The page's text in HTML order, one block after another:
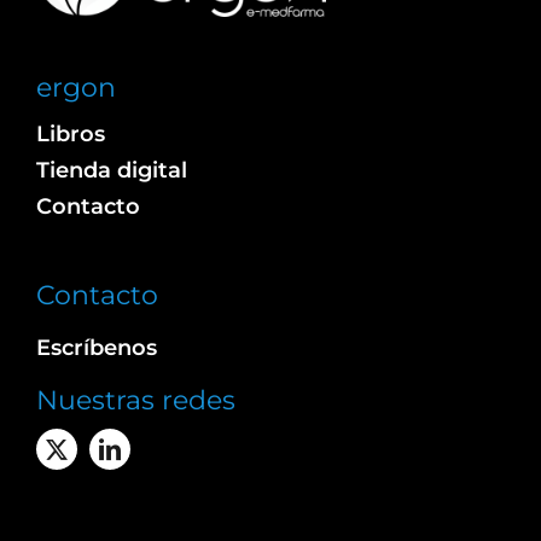
ergon
Libros
Tienda digital
Contacto
Contacto
Escríbenos
Nuestras redes